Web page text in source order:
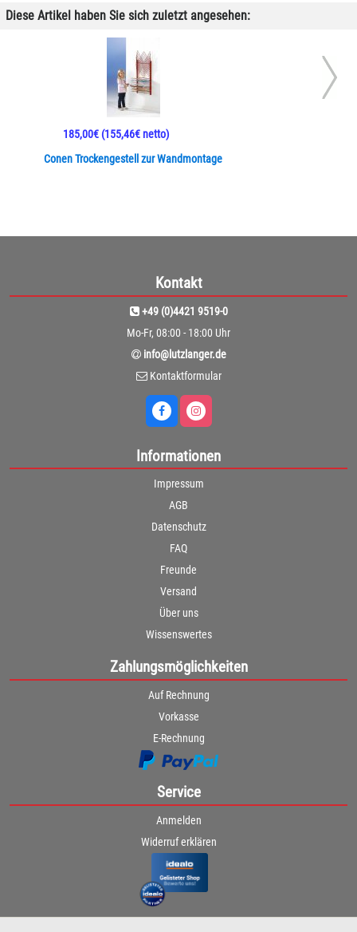
Diese Artikel haben Sie sich zuletzt angesehen:
Conen Trockengestell zur Wandmontage
185,00€(155,46€ netto)
Kontakt
+49 (0)4421 9519-0
Mo-Fr, 08:00 - 18:00 Uhr
info@lutzlanger.de
Kontaktformular
Informationen
Impressum
AGB
Datenschutz
FAQ
Freunde
Versand
Über uns
Wissenswertes
Zahlungsmöglichkeiten
Auf Rechnung
Vorkasse
E-Rechnung
Service
Anmelden
Widerruf erklären